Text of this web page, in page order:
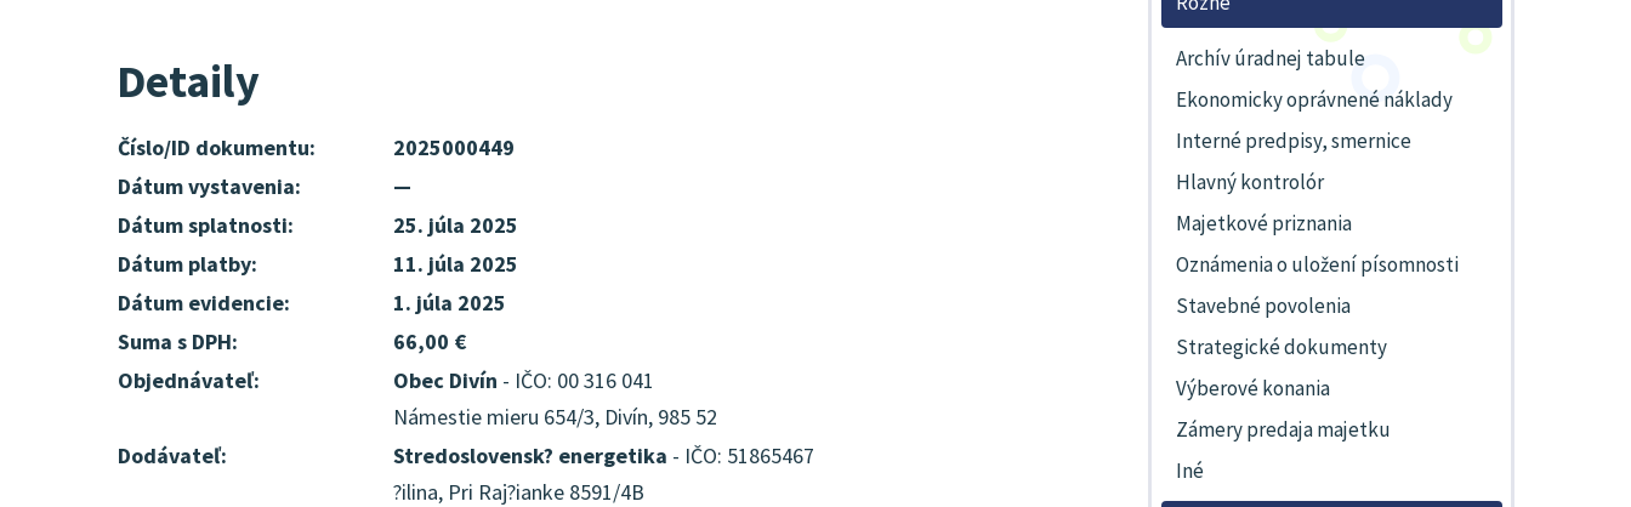
Detaily
Číslo/ID dokumentu:
2025000449
Dátum vystavenia:
—
Dátum splatnosti:
25. júla 2025
Dátum platby:
11. júla 2025
Dátum evidencie:
1. júla 2025
Suma s DPH:
66,00 €
Objednávateľ:
Obec Divín - IČO: 00 316 041
Námestie mieru 654/3, Divín, 985 52
Dodávateľ:
Stredoslovensk? energetika - IČO: 51865467
?ilina, Pri Raj?ianke 8591/4B
Archív úradnej tabule
Ekonomicky oprávnené náklady
Interné predpisy, smernice
Hlavný kontrolór
Majetkové priznania
Oznámenia o uložení písomnosti
Stavebné povolenia
Strategické dokumenty
Výberové konania
Zámery predaja majetku
Iné